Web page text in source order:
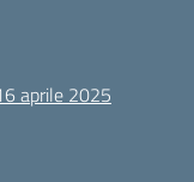
aprile 2025